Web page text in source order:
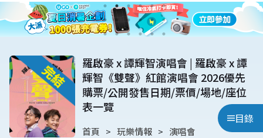
目錄
羅啟豪 x 譚輝智演唱會 | 羅啟豪 x 譚
輝智《雙聲》紅館演唱會 2026優先
購票/公開發售日期/票價/場地/座位
表一覽
首頁 玩樂情報 演唱會